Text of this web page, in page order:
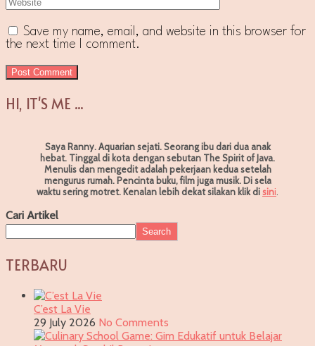
Save my name, email, and website in this browser for
the next time I comment.
HI, IT'S ME ...
Saya Ranny. Aquarian sejati. Seorang ibu dari dua anak
hebat. Tinggal di kota dengan sebutan The Spirit of Java.
Menulis dan mengedit adalah pekerjaan kedua setelah
mengurus rumah. Pencinta buku, film juga musik. Di sela
waktu sering motret. Kenalan lebih dekat silakan klik disini.
Cari Artikel
Search
TERBARU
C’est La Vie
29 July 2026 No Comments